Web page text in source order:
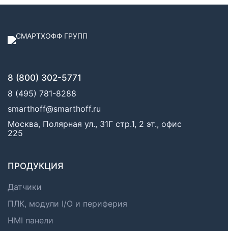
8 (800) 302-5771
8 (495) 781-8288
smarthoff@smarthoff.ru
Москва, Полярная ул., 31Г стр.1, 2 эт., офис
225
ПРОДУКЦИЯ
Датчики
ПЛК, модули I/O и периферия
HMI панели